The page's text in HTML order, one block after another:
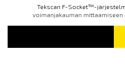
Tekscan F-Socket™-
voimanjakauman